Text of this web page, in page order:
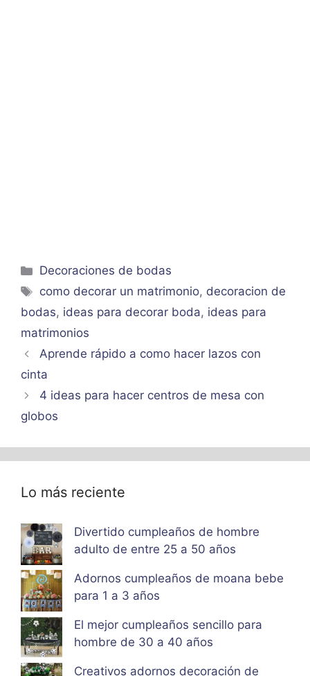
Categorías
Decoraciones de bodas
Etiquetas
como decorar un matrimonio, decoracion de
bodas, ideas para decorar boda, ideas para
matrimonios
Aprende rápido a como hacer lazos con
cinta
4 ideas para hacer centros de mesa con
globos
Lo más reciente
Divertido cumpleaños de hombre
adulto de entre 25 a 50 años
Adornos cumpleaños de moana bebe
para 1 a 3 años
El mejor cumpleaños sencillo para
hombre de 30 a 40 años
Creativos adornos decoración de